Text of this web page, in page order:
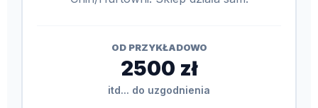
OD PRZYKŁADOWO
2500 zł
itd... do uzgodnienia